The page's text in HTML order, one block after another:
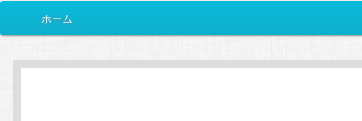
イ
メ
イ
サ
ブ
ホーム